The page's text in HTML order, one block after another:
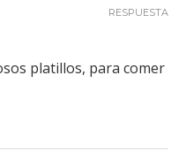
platillos, para comer
RESPUESTA